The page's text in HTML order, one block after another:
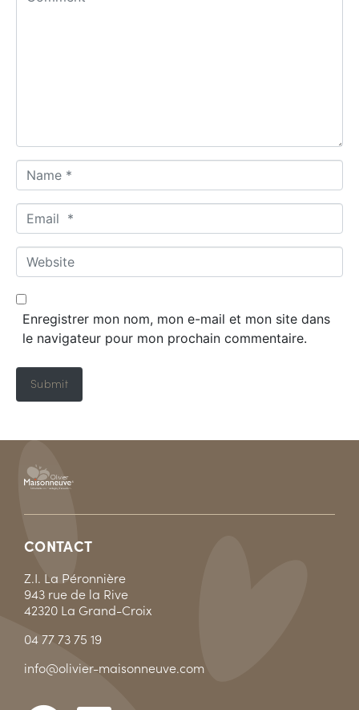
Name *
Email *
Website
Enregistrer mon nom, mon e-mail et mon site dans
le navigateur pour mon prochain commentaire.
Submit
CONTACT
Z.I. La Péronnière
943 rue de la Rive
42320 La Grand-Croix
04 77 73 75 19
info@olivier-maisonneuve.com